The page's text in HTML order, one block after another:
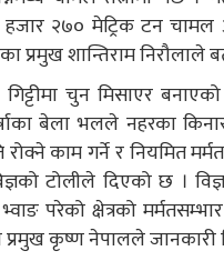
२७० मेट्रिक टन
प्रमुख शान्तिराम निरौलाले
चुन मिसाएर
बेला भलले नहरका
काम गर्ने र नियमित
टोलीले दिएको छ ।
परेको क्षेत्रको
कृष्ण नेपालले जानकारी